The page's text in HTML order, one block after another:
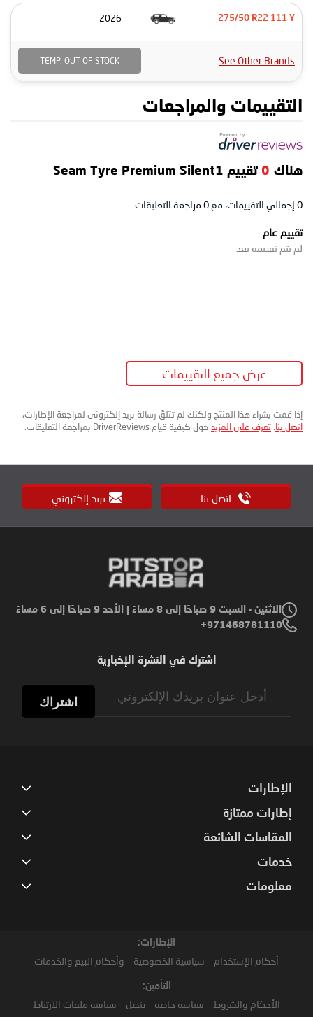
275/50 R22 111 Y
2026
See Other Brands
TEMP. OUT OF STOCK
التقييمات والمراجعات
هناك 0 تقييم Seam Tyre Premium Silent1
0 إجمالي التقييمات، مع0 مراجعة التعليقات
تقييم عام
لم يتم تقييمه بعد
عرض جميع التقييمات
إذا قمت بشراء هذا المنتج ولكنك لم تتلقَ رسالة بريد إلكتروني لمراجعة الإطارات،
اتصل بنا. تعرف على المزيد حول كيفية قيام DriverReviews بمراجعة التعليقات.
اتصل بنا بريد إلكتروني
الاثنين - السبت 9 صباحًا إلى 8 مساءً | الأحد 9 صباحًا إلى 6 مساءً
971468781110+
اشترك في النشرة الإخبارية
اشتراك
الإطارات
إطارات ممتازة
المقاسات الشائعة
خدمات
معلومات
الإطارات:
أحكام الإستخدام سياسية الخصوصية وأحكام البيع والخدمات
التأمين:
الأحكام والشروط سياسة خاصة تنصل سياسة ملفات الارتباط